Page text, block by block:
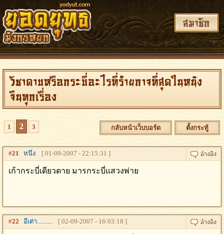
สมาชิก
วิชาดาบหรือกระบี่อะไรที่ร้ายกาจที่สุดในหนัง
จีนทุกเรื่อง
1 2 3 กลับหน้าเว็บบอร์ด ตั้งกระทู้
#21 หนึ่ง [ 01-09-2007 - 22:15:31 ]
เก้ากระบี่เดียวดาย มารกระบี่แสวงพ่าย
#22 อีเต่า.......... [ 02-09-2007 - 16:03:18 ]